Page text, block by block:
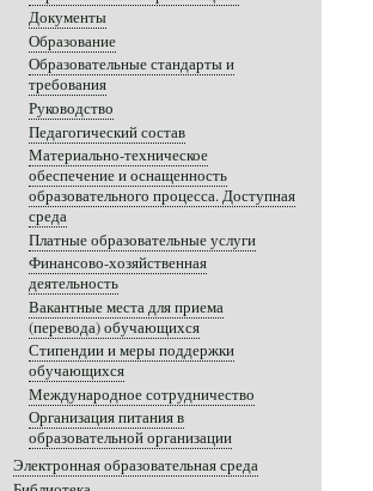
Документы
Образование
Образовательные стандарты и
требования
Руководство
Педагогический состав
Материально-техническое
обеспечение и оснащенность
образовательного процесса. Доступная
среда
Платные образовательные услуги
Финансово-хозяйственная
деятельность
Вакантные места для приема
(перевода) обучающихся
Стипендии и меры поддержки
обучающихся
Международное сотрудничество
Организация питания в
образовательной организации
Электронная образовательная среда